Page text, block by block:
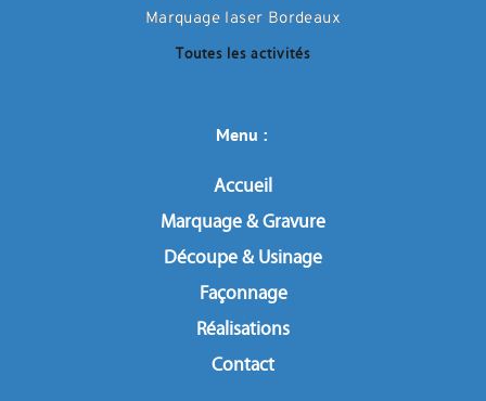
Marquage laser Bordeaux
Toutes les activités
Menu :
Accueil
Marquage & Gravure
Découpe & Usinage
Façonnage
Réalisations
Contact